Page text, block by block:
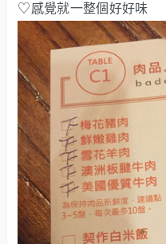
♡感覺就一整個好好味